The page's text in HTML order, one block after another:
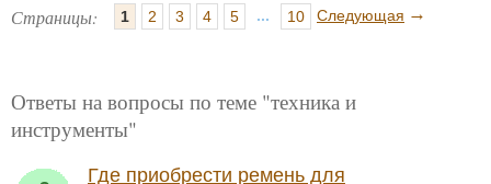
Страницы: 1 2 3 4 5 ... 10 Следующая →
Ответы на вопросы по теме "техника и
инструменты"
Где приобрести ремень для